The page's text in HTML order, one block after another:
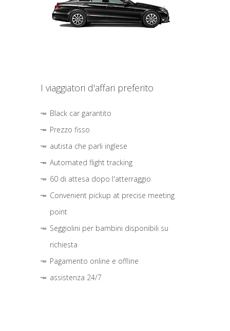
I viaggiatori d'affari preferito
Black car garantito
Prezzo fisso
autista che parli inglese
Automated flight tracking
60 di attesa dopo l'atterraggio
Convenient pickup at precise meeting
point
Seggiolini per bambini disponibili su
richiesta
Pagamento online e offline
assistenza 24/7